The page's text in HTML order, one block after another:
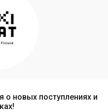
о новых поступлениях и